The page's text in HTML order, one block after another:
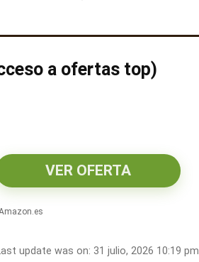
a ofertas top)
VER OFERTA
update was on: 31 julio, 2026 10:19 pm